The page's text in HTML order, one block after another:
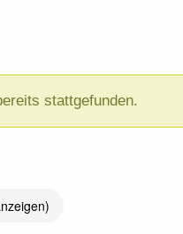
stattgefunden.